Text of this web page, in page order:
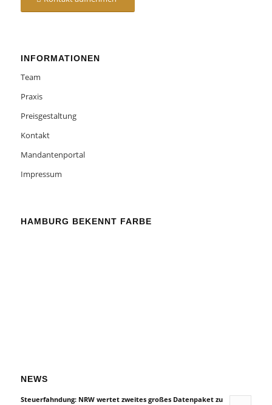
INFORMATIONEN
Team
Praxis
Preisgestaltung
Kontakt
Mandantenportal
Impressum
HAMBURG BEKENNT FARBE
NEWS
Steuerfahndung: NRW wertet zweites großes Datenpaket zu